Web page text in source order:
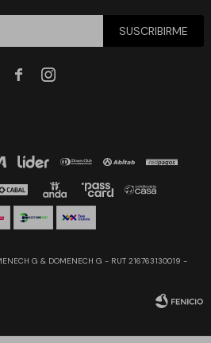
SUSCRIBIRME
 
G & DOMENECH G - RUT 216763130019 -